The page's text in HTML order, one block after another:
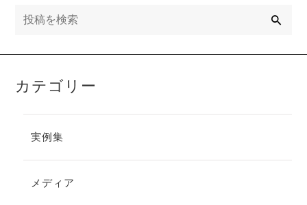
カテゴリー
実例集
メディア